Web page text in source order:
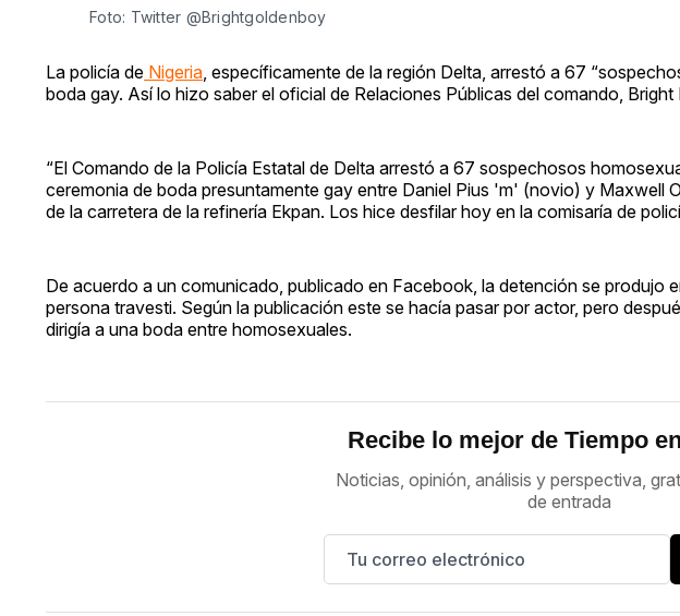
Foto: Twitter @Brightgoldenboy
La policía de Nigeria , específicamente de la región Delta, arrestó a 67
boda gay. Así lo hizo saber el oficial de Relaciones Públicas del comando,
“El Comando de la Policía Estatal de Delta arrestó a 67 sospechosos
ceremonia de boda presuntamente gay entre Daniel Pius 'm' (novio) y Maxwell
de la carretera de la refinería Ekpan. Los hice desfilar hoy en la comisaría de
De acuerdo a un comunicado, publicado en Facebook, la detención se produjo
persona travesti. Según la publicación este se hacía pasar por actor, pero
dirigía a una boda entre homosexuales.
Recibe lo mejor de Tiempo
Noticias, opinión, análisis y perspectiva,
de entrada